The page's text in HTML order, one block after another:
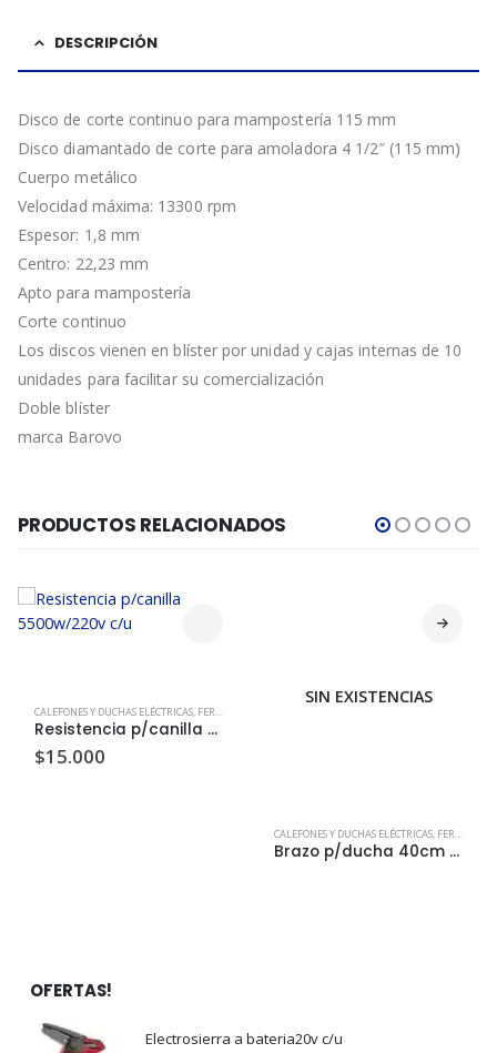
DESCRIPCIÓN
Disco de corte continuo para mampostería 115 mm
Disco diamantado de corte para amoladora 4 1/2″ (115 mm)
Cuerpo metálico
Velocidad máxima: 13300 rpm
Espesor: 1,8 mm
Centro: 22,23 mm
Apto para mampostería
Corte continuo
Los discos vienen en blíster por unidad y cajas internas de 10
unidades para facilitar su comercialización
Doble blíster
marca Barovo
PRODUCTOS RELACIONADOS
CALEFONES Y DUCHAS ELÉCTRICAS, FERRETERIA
Resistencia p/canilla 5500w/220v c/u
$15.000
OFERTAS!
Electrosierra a bateria20v c/u